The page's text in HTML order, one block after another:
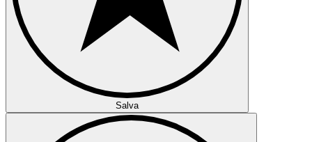
Salva